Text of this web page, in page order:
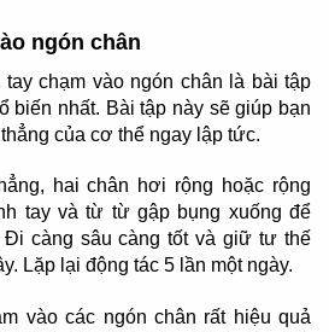
ngón chân
chạm vào ngón chân là bài tập
biến nhất. Bài tập này sẽ giúp bạn
của cơ thể ngay lập tức.
hai chân hơi rộng hoặc rộng
tay và từ từ gập bụng xuống để
Đi càng sâu càng tốt và giữ tư thế
Lặp lại động tác 5 lần một ngày.
vào các ngón chân rất hiệu quả